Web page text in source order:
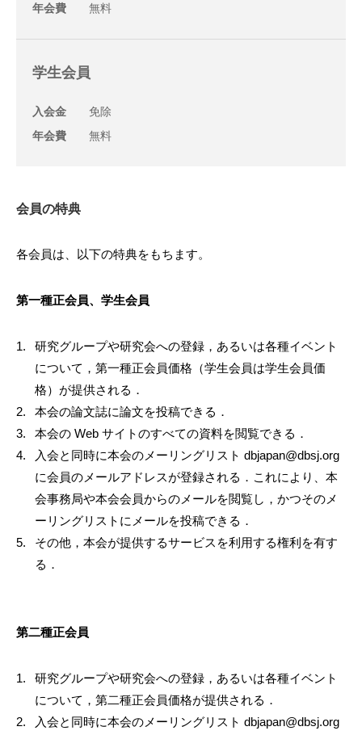
年会費
無料
学生会員
入会金
免除
年会費
無料
会員の特典
各会員は、以下の特典をもちます。
第一種正会員、学生会員
研究グループや研究会への登録，あるいは各種イベント
について，第一種正会員価格（学生会員は学生会員価
格）が提供される．
本会の論文誌に論文を投稿できる．
本会の Web サイトのすべての資料を閲覧できる．
入会と同時に本会のメーリングリスト dbjapan@dbsj.org
に会員のメールアドレスが登録される．これにより、本
会事務局や本会会員からのメールを閲覧し，かつそのメ
ーリングリストにメールを投稿できる．
その他，本会が提供するサービスを利用する権利を有す
る．
第二種正会員
研究グループや研究会への登録，あるいは各種イベント
について，第二種正会員価格が提供される．
入会と同時に本会のメーリングリスト dbjapan@dbsj.org